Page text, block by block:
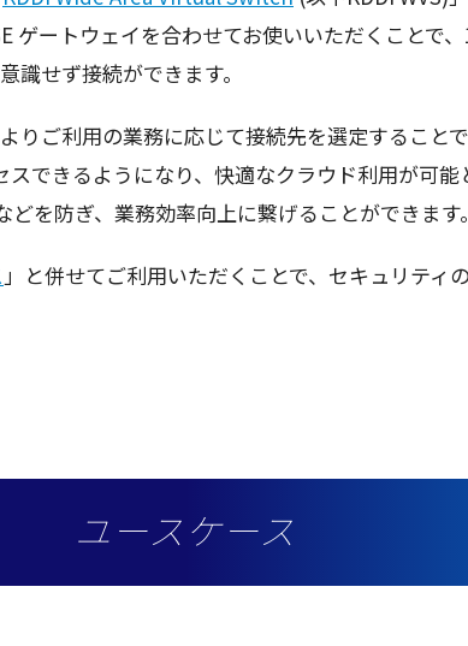
ゲートウェイを合わせてお使いいただくことで
識せず接続ができます。
りご利用の業務に応じて接続先を選定すること
できるようになり、快適なクラウド利用が可
を防ぎ、業務効率向上に繋げることができます。
」と併せてご利用いただくことで、 セキュリティ の
ユースケース